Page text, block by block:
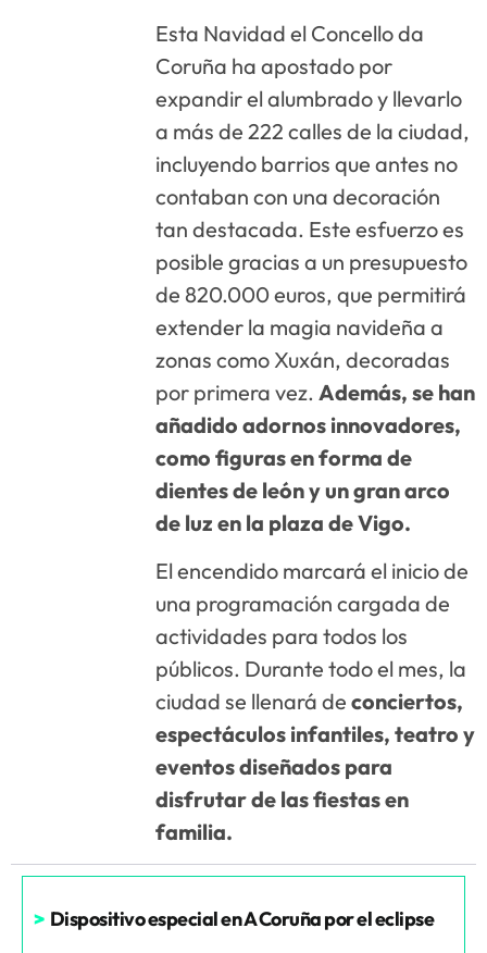
Esta Navidad el Concello da
Coruña ha apostado por
expandir el alumbrado y llevarlo
a más de 222 calles de la ciudad,
incluyendo barrios que antes no
contaban con una decoración
tan destacada. Este esfuerzo es
posible gracias a un presupuesto
de 820.000 euros, que permitirá
extender la magia navideña a
zonas como Xuxán, decoradas
por primera vez. Además, se han
añadido adornos innovadores,
como figuras en forma de
dientes de león y un gran arco
de luz en la plaza de Vigo.
El encendido marcará el inicio de
una programación cargada de
actividades para todos los
públicos. Durante todo el mes, la
ciudad se llenará deconciertos,
espectáculos infantiles, teatro y
eventos diseñados para
disfrutar de las fiestas en
familia.
> Dispositivo especial en A Coruña por el eclipse